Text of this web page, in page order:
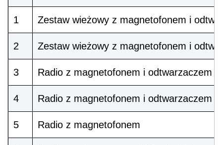
1 Zestaw wieżowy z magnetofonem i
2 Zestaw wieżowy z magnetofonem i
3 Radio z magnetofonem i odtwarzaczem
4 Radio z magnetofonem i odtwarzaczem
5 Radio z magnetofonem